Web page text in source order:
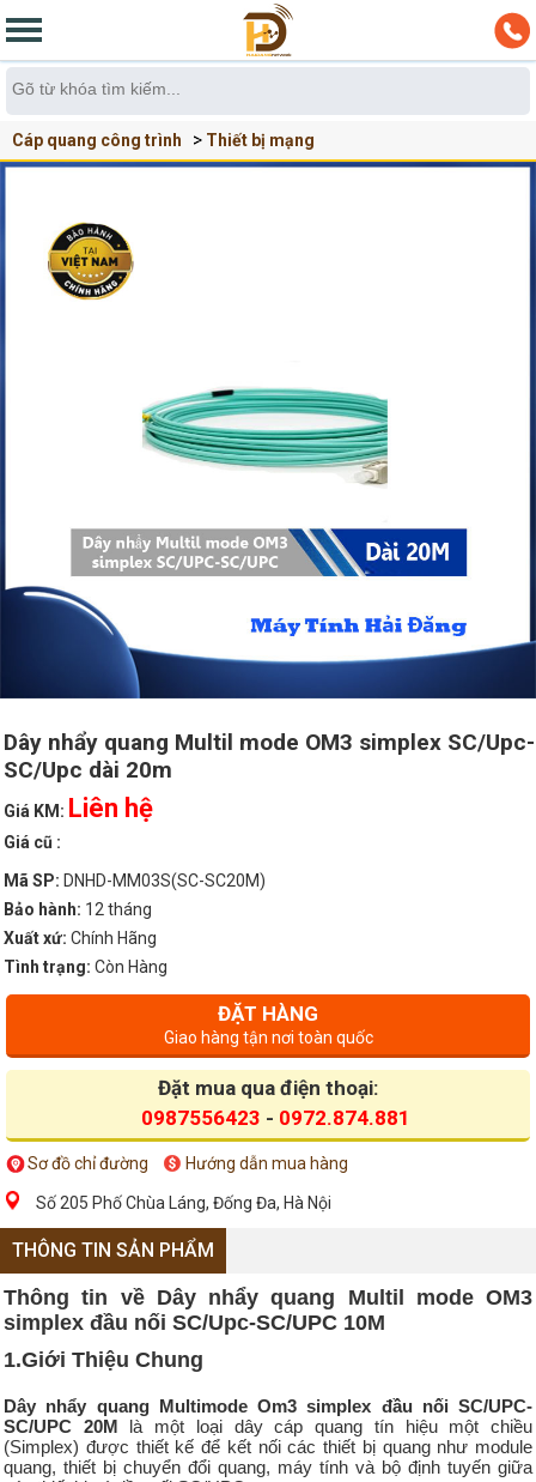
Cáp quang công trình
Thiết bị mạng
Dây nhẩy quang Multil mode OM3 simplex SC/Upc-
SC/Upc dài 20m
Giá KM: Liên hệ
Giá cũ :
Mã SP: DNHD-MM03S(SC-SC20M)
Bảo hành: 12 tháng
Xuất xứ: Chính Hãng
Tình trạng: Còn Hàng
ĐẶT HÀNG
Giao hàng tận nơi toàn quốc
Đặt mua qua điện thoại:
0987556423 - 0972.874.881
Sơ đồ chỉ đường Hướng dẫn mua hàng
Số 205 Phố Chùa Láng, Đống Đa, Hà Nội
THÔNG TIN SẢN PHẨM
Thông tin về Dây nhẩy quang Multil mode OM3
simplex đầu nối SC/Upc-SC/UPC 10M
1.Giới Thiệu Chung
Dây nhẩy quang Multimode Om3 simplex đầu nối SC/UPC-
SC/UPC 20M là một loại dây cáp quang tín hiệu một chiều
(Simplex) được thiết kế để kết nối các thiết bị quang như module
quang, thiết bị chuyển đổi quang, máy tính và bộ định tuyến giữa